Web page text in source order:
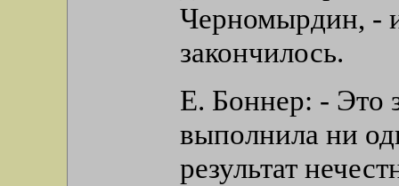
Черномырдин, -
закончилось.
Е. Боннер: - Это
выполнила ни
результат